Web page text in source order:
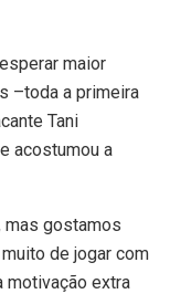
maior
–toda a primeira
Tani
acostumou a
mas gostamos
de jogar com
motivação extra